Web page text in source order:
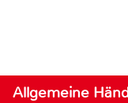
Allgemeine